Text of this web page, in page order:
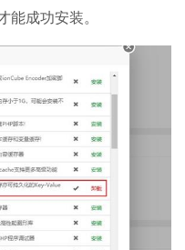
能成功安装。